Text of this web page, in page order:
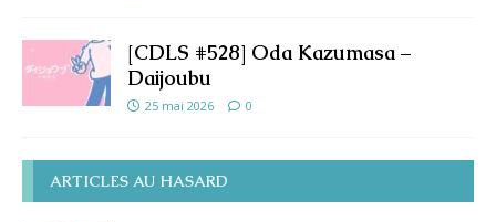
[CDLS #528] Oda Kazumasa –
Daijoubu
25 mai 2026 0
ARTICLES AU HASARD